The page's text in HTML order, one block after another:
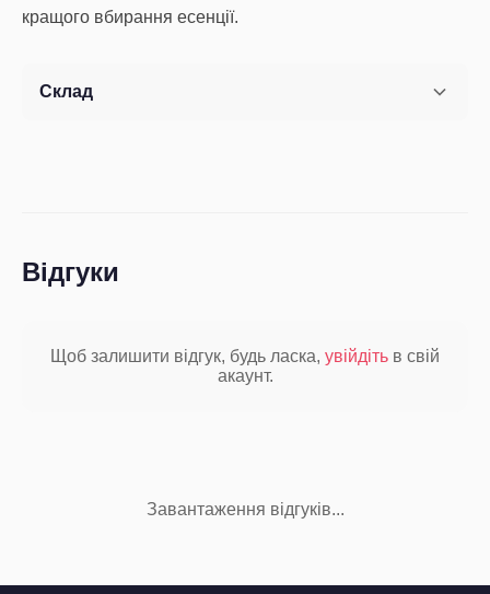
кращого вбирання есенції.
Склад
Відгуки
Щоб залишити відгук, будь ласка, увійдіть в свій
акаунт.
Завантаження відгуків...